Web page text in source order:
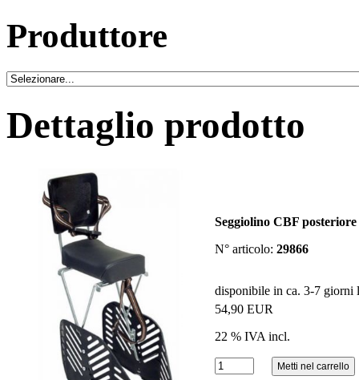
Produttore
Dettaglio prodotto
Seggiolino CBF posteriore
N° articolo: 29866
disponibile in ca. 3-7
54,90 EUR
22 % IVA incl.